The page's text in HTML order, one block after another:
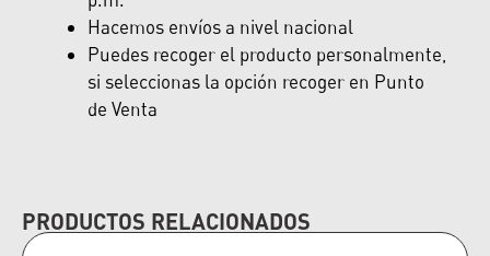
Hacemos envíos a nivel nacional
Puedes recoger el producto personalmente,
si seleccionas la opción recoger en Punto
de Venta
PRODUCTOS RELACIONADOS